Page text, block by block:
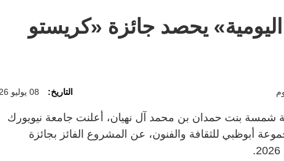
يحصد جائزة «كريستو
التاريخ: 08 يوليو 2026
شمسة بنت حمدان بن محمد آل نهيان، أعلنت جامعة نيويورك
أبوظبي للثقافة والفنون، عن المشروع الفائز بجائزة